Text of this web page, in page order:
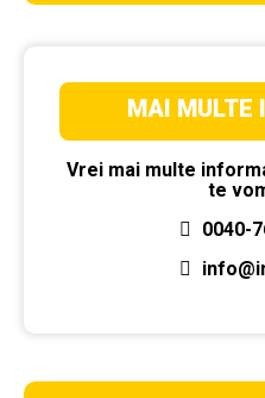
MAI MULTE
Vrei mai multe
te
0040-